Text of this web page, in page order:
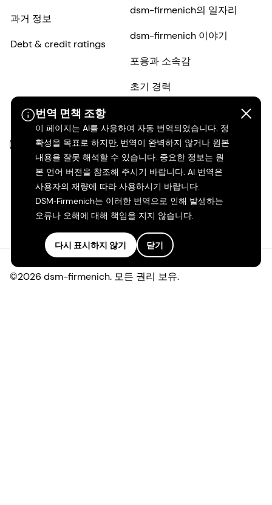
번역 면책 조항
이 페이지는 AI를 사용하여 자동 번역되었습니다. 정
확성을 목표로 하지만, 번역이 완벽하지 않거나 원본
내용을 잘못 해석할 수 있습니다. 중요한 정보는 원
본 언어 버전을 참조해 주시기 바랍니다. AI 번역은
사용자의 재량에 따라 사용하시기 바랍니다.
DSM‑Firmenich는 이러한 번역으로 인해 발생하는
오류나 오해에 대해 책임을 지지 않습니다.
다시 표시하지 않기 닫기
과거 정보
Debt & credit ratings
dsm-firmenich의 일자리
dsm-firmenich 이야기
포용과 소속감
초기 경력
KO-KR
©2026 dsm-firmenich. 모든 권리 보유.